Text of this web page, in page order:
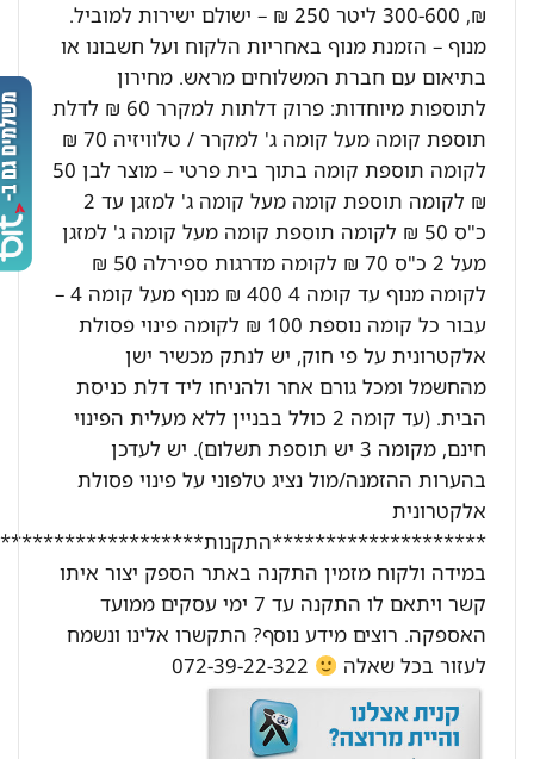
₪, 300-600 ליטר 250 ₪ – ישולם ישירות למוביל.
מנוף – הזמנת מנוף באחריות הלקוח ועל חשבונו או
בתיאום עם חברת המשלוחים מראש. מחירון
לתוספות מיוחדות: פרוק דלתות למקרר 60 ₪ לדלת
תוספת קומה מעל קומה ג' למקרר / טלוויזיה 70 ₪
לקומה תוספת קומה בתוך בית פרטי – מוצר לבן 50
₪ לקומה תוספת קומה מעל קומה ג' למזגן עד 2
כ"ס 50 ₪ לקומה תוספת קומה מעל קומה ג' למזגן
מעל 2 כ"ס 70 ₪ לקומה מדרגות ספירלה 50 ₪
לקומה מנוף עד קומה 4 400 ₪ מנוף מעל קומה 4 –
עבור כל קומה נוספת 100 ₪ לקומה פינוי פסולת
אלקטרונית על פי חוק, יש לנתק מכשיר ישן
מהחשמל ומכל גורם אחר ולהניחו ליד דלת כניסת
הבית. (עד קומה 2 כולל בבניין ללא מעלית הפינוי
חינם, מקומה 3 יש תוספת תשלום). יש לעדכן
בהערות ההזמנה/מול נציג טלפוני על פינוי פסולת
אלקטרונית
********************התקנות********************:
במידה ולקוח מזמין התקנה באתר הספק יצור איתו
קשר ויתאם לו התקנה עד 7 ימי עסקים ממועד
האספקה. רוצים מידע נוסף? התקשרו אלינו ונשמח
לעזור בכל שאלה
072-39-22-322